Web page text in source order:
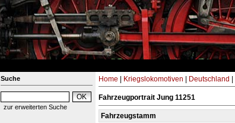
Suche
zur erweiterten Suche
Home Kriegslokomotiven Deutschland
Fahrzeugportrait Jung 11251
Fahrzeugstamm